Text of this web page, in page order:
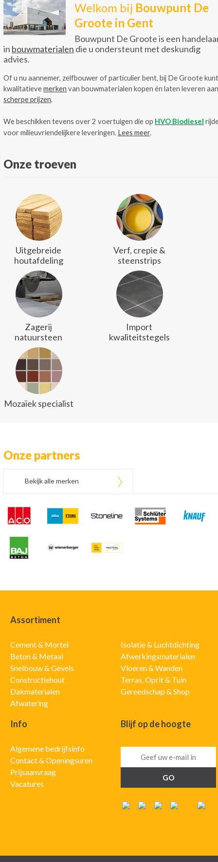
Welkom bij Bouwpunt De
Groote in Gent
Bouwpunt De Groote is een
in bouwmaterialen die u ondersteunt met deskundig
advies.
Of u nu aannemer, zelfbouwer of particulier bent, bij De Groote
kwalitatievemerken van bouwmaterialen kopen én laten leveren aan
scherpe prijzen.
We beschikken tevens over 2 voertuigen die op HVO Biodiesel
voor milieuvriendelijkere leveringen. Lees meer.
Onze troeven
Uitgebreide
houtafdeling
Verf, crepie &
steenstrips
Zagerij
natuursteen
Import
kwaliteitstegels
Mozaïek specialist
Onze partners
Bekijk alle merken
Assortiment
Cement & Mortel
Beton & Metaal
Snelbouw & Gevels
Constructiehout
Dakmaterialen
Afwatering
Isolatie & Luchtdichting
Afwerkingsmaterialen
Vloeren & Wanden
Terras, Oprit & Tuin
Gereedschap & Shop
Info
Algemene bedrijfsinfo
Contact & Openingsuren
Prijsaanvraag
Vacatures
Blijf op de hoogte